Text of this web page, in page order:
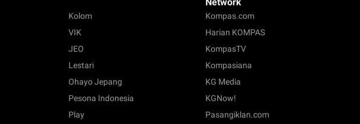
Kolom
VIK
JEO
Lestari
Ohayo Jepang
Pesona Indonesia
Play
Kompas.com
Harian KOMPAS
KompasTV
Kompasiana
KG Media
KGNow!
Pasangiklan.com